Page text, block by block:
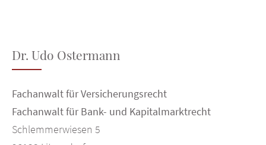
Dr. Udo Ostermann
Fachanwalt für Versicherungsrecht
Fachanwalt für Bank- und Kapitalmarktrecht
Schlemmerwiesen 5